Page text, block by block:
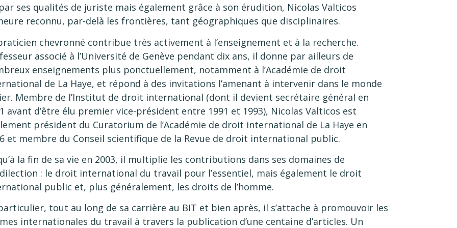
ses qualités de juriste mais également grâce à son érudition, Nicolas Valticos
reconnu, par-delà les frontières, tant géographiques que disciplinaires.
chevronné contribue très activement à l’enseignement et à la recherche.
associé à l’Université de Genève pendant dix ans, il donne par ailleurs de
enseignements plus ponctuellement, notamment à l’Académie de droit
de La Haye, et répond à des invitations l’amenant à intervenir dans le monde
Membre de l’Institut de droit international (dont il devient secrétaire général en
avant d’être élu premier vice-président entre 1991 et 1993), Nicolas Valticos est
président du Curatorium de l’Académie de droit international de La Haye en
et membre du Conseil scientifique de la Revue de droit international public.
la fin de sa vie en 2003, il multiplie les contributions dans ses domaines de
: le droit international du travail pour l’essentiel, mais également le droit
public et, plus généralement, les droits de l’homme.
tout au long de sa carrière au BIT et bien après, il s’attache à promouvoir les
internationales du travail à travers la publication d’une centaine d’articles. Un